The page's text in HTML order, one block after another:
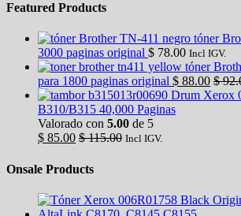
Featured Products
tóner
3000 paginas original $ 78.00 Incl IGV.
tóner
para 1800 paginas original $ 88.00 $
Drum Xerox
B310/B315 40,000 Paginas
Valorado con 5.00 de 5
$ 85.00 $115.00 Incl IGV.
Onsale Products